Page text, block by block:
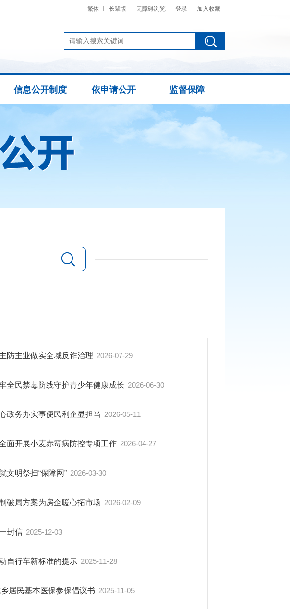
繁体 长辈版 无障碍浏览 登录 加入收藏
信息公开制度 依申请公开 监督保障
防主业做实全域反诈治理 2026-07-29
全民禁毒防线守护青少年健康成长 2026-06-30
政务办实事便民利企显担当 2026-05-11
面开展小麦赤霉病防控专项工作 2026-04-27
文明祭扫“保障网” 2026-03-30
破局方案为房企暖心拓市场 2026-02-09
封信 2025-12-03
自行车新标准的提示 2025-11-28
居民基本医保参保倡议书 2025-11-05